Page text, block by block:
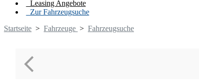
Leasing Angebote
Zur Fahrzeugsuche
Startseite > Fahrzeuge > Fahrzeugsuche